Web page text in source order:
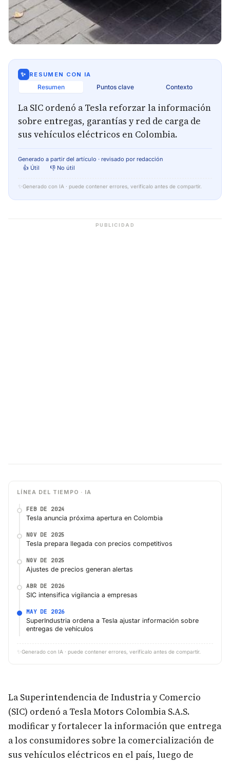
✨ RESUMEN CON IA
Resumen Puntos clave Contexto
La SIC ordenó a Tesla reforzar la información
sobre entregas, garantías y red de carga de
sus vehículos eléctricos en Colombia.
Generado a partir del artículo · revisado por redacción
👍 Útil
👎 No útil
✨ Generado con IA · puede contener errores, verifícalo antes de compartir.
PUBLICIDAD
LÍNEA DEL TIEMPO · IA
FEB DE 2024
Tesla anuncia próxima apertura en Colombia
NOV DE 2025
Tesla prepara llegada con precios competitivos
NOV DE 2025
Ajustes de precios generan alertas
ABR DE 2026
SIC intensifica vigilancia a empresas
MAY DE 2026
SuperIndustria ordena a Tesla ajustar información sobre
entregas de vehículos
✨ Generado con IA · puede contener errores, verifícalo antes de compartir.
La Superintendencia de Industria y Comercio
(SIC) ordenó a Tesla Motors Colombia S.A.S.
modificar y fortalecer la información que entrega
a los consumidores sobre la comercialización de
sus vehículos eléctricos en el país, luego de